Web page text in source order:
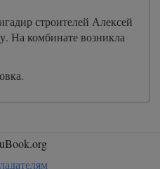
строителей Алексей
На комбинате возникла